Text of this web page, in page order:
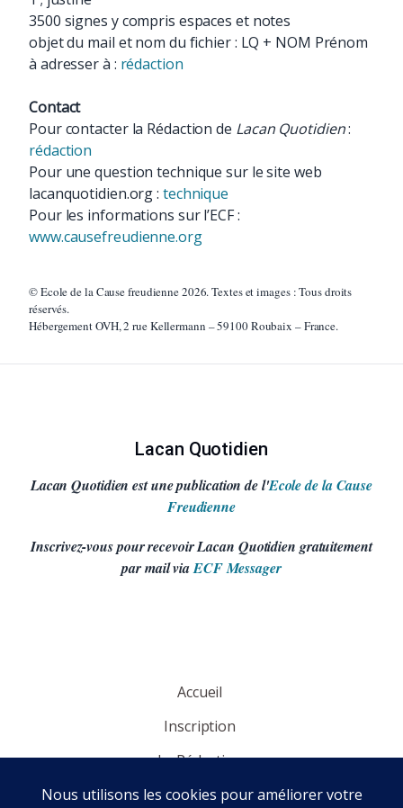
3500 signes y compris espaces et notes
objet du mail et nom du fichier : LQ + NOM Prénom
à adresser à : rédaction
Contact
Pour contacter la Rédaction de Lacan Quotidien:
rédaction
Pour une question technique sur le site web
lacanquotidien.org : technique
Pour les informations sur l’ECF :
www.causefreudienne.org
© Ecole de la Cause freudienne 2026. Textes et images : Tous droits
réservés.
Hébergement OVH, 2 rue Kellermann – 59100 Roubaix – France.
Lacan Quotidien
Lacan Quotidien est une publication de l'Ecole de la Cause
Freudienne
Inscrivez-vous pour recevoir Lacan Quotidien gratuitement
par mail viaECF Messager
Accueil
Inscription
La Rédaction
Panorama